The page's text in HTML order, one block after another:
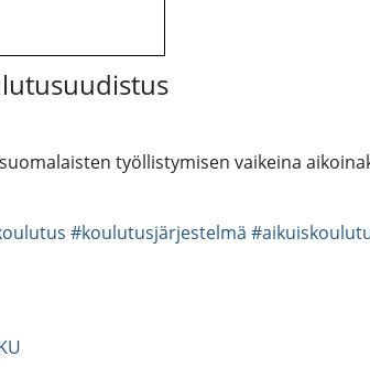
työllistymisen vaikeina
#koulutusjärjestelmä